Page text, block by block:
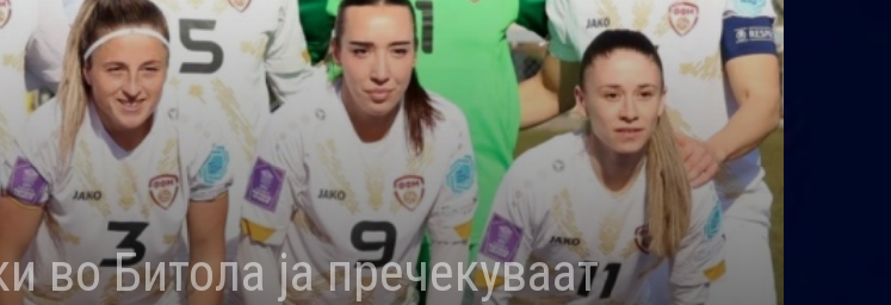
во Битола ја пречекуваат